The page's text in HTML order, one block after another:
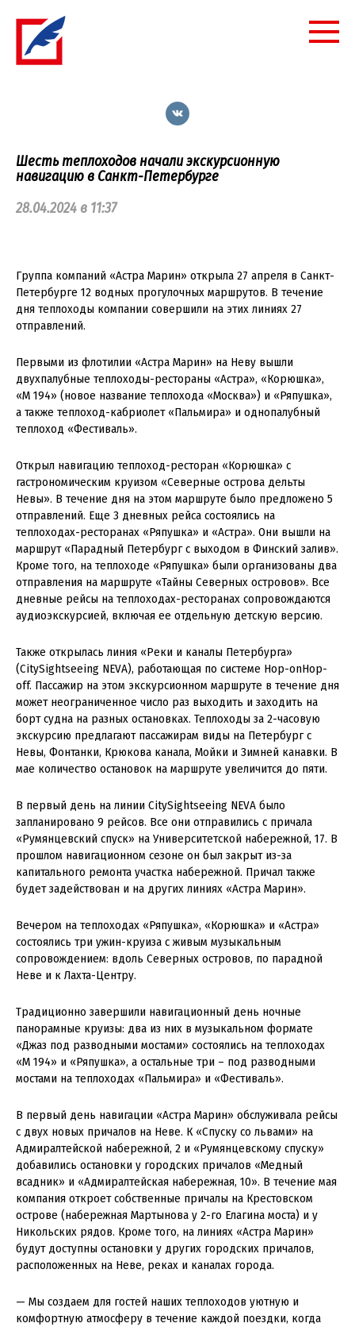
контенту
Шесть теплоходов начали экскурсионную
навигацию в Санкт-Петербурге
28.04.2024 в 11:37
Группа компаний «Астра Марин» открыла 27 апреля в Санкт-
Петербурге 12 водных прогулочных маршрутов. В течение
дня теплоходы компании совершили на этих линиях 27
отправлений.
Первыми из флотилии «Астра Марин» на Неву вышли
двухпалубные теплоходы-рестораны «Астра», «Корюшка»,
«М 194» (новое название теплохода «Москва») и «Ряпушка»,
а также теплоход-кабриолет «Пальмира» и однопалубный
теплоход «Фестиваль».
Открыл навигацию теплоход-ресторан «Корюшка» с
гастрономическим круизом «Северные острова дельты
Невы». В течение дня на этом маршруте было предложено 5
отправлений. Еще 3 дневных рейса состоялись на
теплоходах-ресторанах «Ряпушка» и «Астра». Они вышли на
маршрут «Парадный Петербург с выходом в Финский залив».
Кроме того, на теплоходе «Ряпушка» были организованы два
отправления на маршруте «Тайны Северных островов». Все
дневные рейсы на теплоходах-ресторанах сопровождаются
аудиоэкскурсией, включая ее отдельную детскую версию.
Также открылась линия «Реки и каналы Петербурга»
(CitySightseeing NEVA), работающая по системе Hop-onHop-
off. Пассажир на этом экскурсионном маршруте в течение дня
может неограниченное число раз выходить и заходить на
борт судна на разных остановках. Теплоходы за 2-часовую
экскурсию предлагают пассажирам виды на Петербург с
Невы, Фонтанки, Крюкова канала, Мойки и Зимней канавки. В
мае количество остановок на маршруте увеличится до пяти.
В первый день на линии CitySightseeing NEVA было
запланировано 9 рейсов. Все они отправились с причала
«Румянцевский спуск» на Университетской набережной, 17. В
прошлом навигационном сезоне он был закрыт из-за
капитального ремонта участка набережной. Причал также
будет задействован и на других линиях «Астра Марин».
Вечером на теплоходах «Ряпушка», «Корюшка» и «Астра»
состоялись три ужин-круиза с живым музыкальным
сопровождением: вдоль Северных островов, по парадной
Неве и к Лахта-Центру.
Традиционно завершили навигационный день ночные
панорамные круизы: два из них в музыкальном формате
«Джаз под разводными мостами» состоялись на теплоходах
«М 194» и «Ряпушка», а остальные три – под разводными
мостами на теплоходах «Пальмира» и «Фестиваль».
В первый день навигации «Астра Марин» обслуживала рейсы
с двух новых причалов на Неве. К «Спуску со львами» на
Адмиралтейской набережной, 2 и «Румянцевскому спуску»
добавились остановки у городских причалов «Медный
всадник» и «Адмиралтейская набережная, 10». В течение мая
компания откроет собственные причалы на Крестовском
острове (набережная Мартынова у 2-го Елагина моста) и у
Никольских рядов. Кроме того, на линиях «Астра Марин»
будут доступны остановки у других городских причалов,
расположенных на Неве, реках и каналах города.
— Мы создаем для гостей наших теплоходов уютную и
комфортную атмосферу в течение каждой поездки, когда